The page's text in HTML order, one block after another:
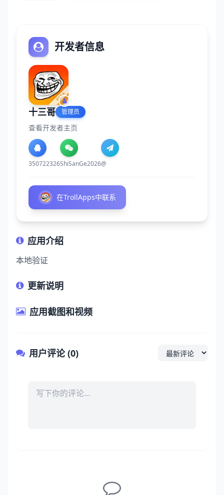
开发者信息
十三哥 管理员
查看开发者主页
350722326ShiSanGe2026@
在TrollApps中联系
应用介绍
本地验证
更新说明
应用截图和视频
用户评论 (0)
评论内容